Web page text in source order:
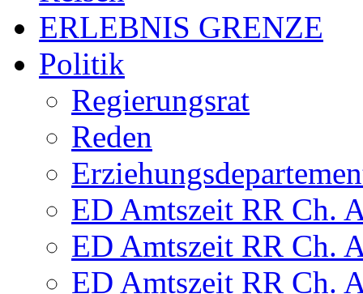
ERLEBNIS GRENZE
Politik
Regierungsrat
Reden
ED Amtszeit RR Ch.
ED Amtszeit RR Ch.
ED Amtszeit RR Ch.